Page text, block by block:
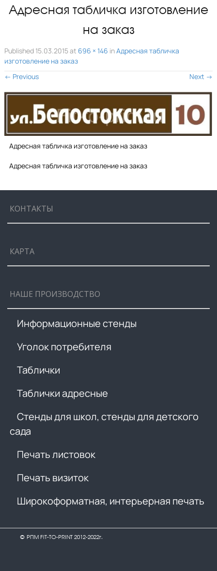
Адресная табличка изготовление
на заказ
Published 15.03.2015at 696 × 146 inАдресная табличка
изготовление на заказ
← Previous Next →
Адресная табличка изготовление на заказ
Адресная табличка изготовление на заказ
КОНТАКТЫ
КАРТА
НАШЕ ПРОИЗВОДСТВО
Информационные стенды
Уголок потребителя
Таблички
Таблички адресные
Стенды для школ, стенды для детского
сада
Печать листовок
Печать визиток
Широкоформатная, интерьерная печать
© РПМ FIT-TO-PRINT 2012-2022г.